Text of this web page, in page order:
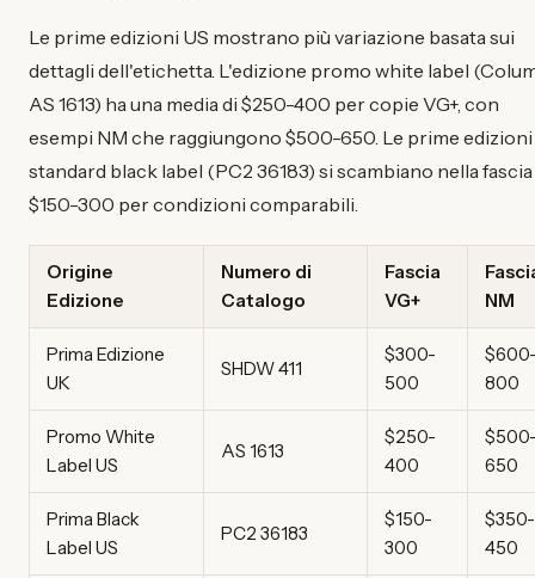
Le prime edizioni US mostrano più variazione basata sui
dettagli dell'etichetta. L'edizione promo white label
AS 1613) ha una media di $250-400 per copie VG+, con
esempi NM che raggiungono $500-650. Le prime edizioni
standard black label (PC2 36183) si scambiano nella fascia
$150-300 per condizioni comparabili.
Origine
Edizione
Numero di
Catalogo
Fascia
VG+
NM
Prima Edizione
UK
SHDW 411
$300-
500
800
Promo White
Label US
AS 1613
$250-
400
650
Prima Black
Label US
PC2 36183
$150-
300
$350-
450